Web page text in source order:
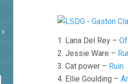
1. Lana Del Rey –
2. Jessie Ware –
3. Cat power – Ruin
4. Ellie Goulding –